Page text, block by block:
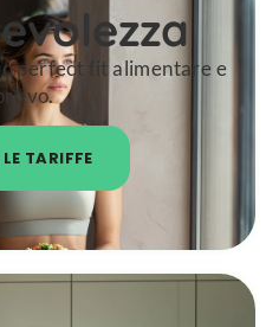
perfect fit alimentare e
TARIFFE